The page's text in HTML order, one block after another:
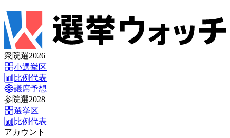
衆院選2026
小選挙区
比例代表
議席予想
参院選2028
選挙区
比例代表
アカウント